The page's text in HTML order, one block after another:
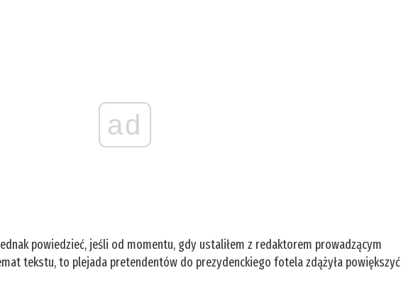
ad
powiedzieć, jeśli od momentu, gdy ustaliłem z redaktorem prowadzącym
tekstu, to plejada pretendentów do prezydenckiego fotela zdążyła powiększyć